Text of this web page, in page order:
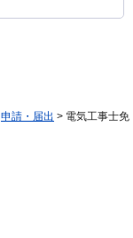
申請・届出 > 電気工事士免